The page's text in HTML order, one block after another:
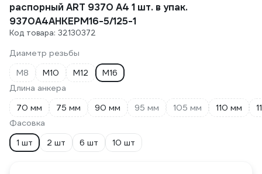
распорный ART 9370 А4 1 шт. в упак.
9370А4АНКЕРM16-5/125-1
Код товара: 32130372
Диаметр резьбы
М8
М10 М12
М16
Длина анкера
70 мм
75 мм 90 мм 95 мм 105 мм 110 мм
Фасовка
1 шт
2 шт 6 шт 10 шт